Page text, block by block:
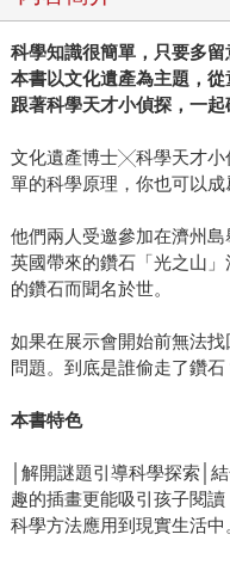
科學知識很簡單，只要多
本書以文化遺產為主題，
跟著科學天才小偵探，一
文化遺產博士╳科學天才小
單的科學原理，你也可以成
他們兩人受邀參加在濟州
英國帶來的鑽石「光之山
的鑽石而聞名於世。
如果在展示會開始前無法
問題。到底是誰偷走了鑽石
本書特色
│解開謎題引導科學探索│
趣的插畫更能吸引孩子閱
科學方法應用到現實生活中